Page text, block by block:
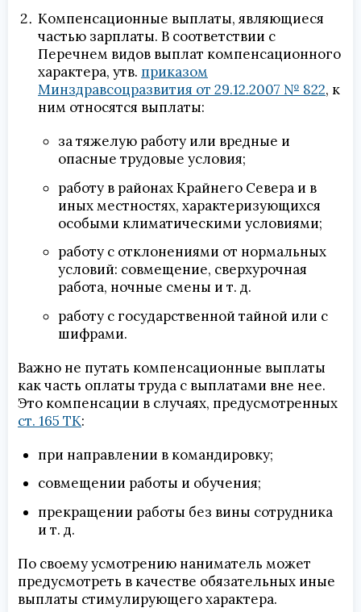
Компенсационные выплаты, являющиеся
частью зарплаты. В соответствии с
Перечнем видов выплат компенсационного
характера, утв. приказом
Минздравсоцразвития от 29.12.2007 № 822, к
ним относятся выплаты:
за тяжелую работу или вредные и
опасные трудовые условия;
работу в районах Крайнего Севера и в
иных местностях, характеризующихся
особыми климатическими условиями;
работу с отклонениями от нормальных
условий: совмещение, сверхурочная
работа, ночные смены и т. д.
работу с государственной тайной или с
шифрами.
Важно не путать компенсационные выплаты
как часть оплаты труда с выплатами вне нее.
Это компенсации в случаях, предусмотренных
ст. 165 ТК:
при направлении в командировку;
совмещении работы и обучения;
прекращении работы без вины сотрудника
и т. д.
По своему усмотрению наниматель может
предусмотреть в качестве обязательных иные
выплаты стимулирующего характера.